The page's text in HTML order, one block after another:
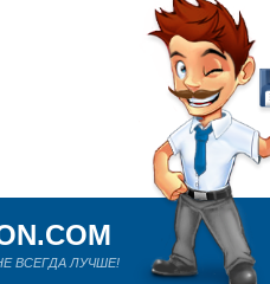
ВСЕГДА ЛУЧШЕ!